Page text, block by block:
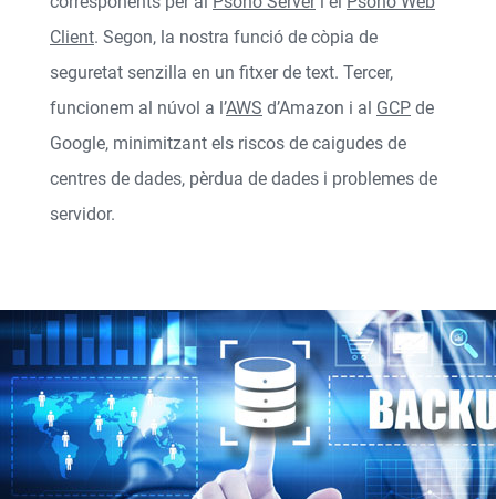
Client. Segon, la nostra funció de còpia de
seguretat senzilla en un fitxer de text. Tercer,
funcionem al núvol a l’AWS d’Amazon i al GCP de
Google, minimitzant els riscos de caigudes de
centres de dades, pèrdua de dades i problemes de
servidor.